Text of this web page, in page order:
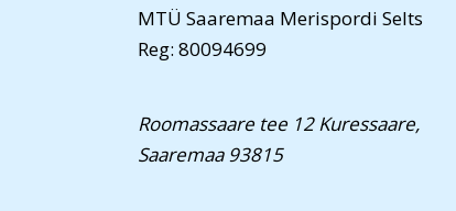
MTÜ Saaremaa Merispordi Selts
Reg: 80094699
Roomassaare tee 12 Kuressaare,
Saaremaa 93815